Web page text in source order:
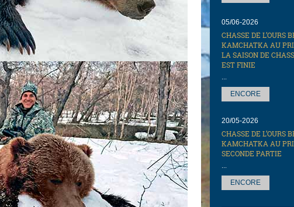
05/06-2026
CHASSE DE L’OURS
KAMCHATKA AU
LA SAISON DE
EST FINIE
ENCORE
20/05-2026
CHASSE DE L’OURS
KAMCHATKA AU
SECONDE PARTIE
ENCORE